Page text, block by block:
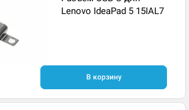
Lenovo IdeaPad 5 15IAL7
В корзину